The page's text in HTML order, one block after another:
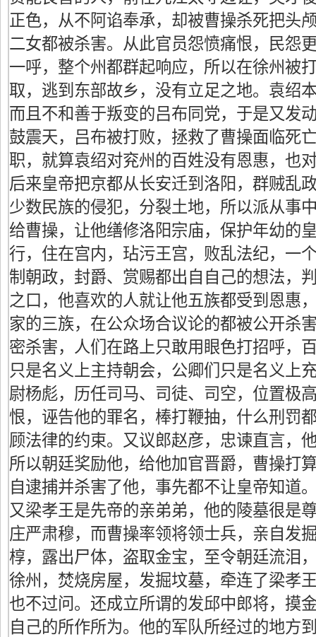
正色，从不阿谄奉承，却被曹操杀死把头
二女都被杀害。从此官员怨愤痛恨，民怨
一呼，整个州都群起响应，所以在徐州被
取，逃到东部故乡，没有立足之地。袁绍
而且不和善于叛变的吕布同党，于是又发
鼓震天，吕布被打败，拯救了曹操面临死
职，就算袁绍对兖州的百姓没有恩惠，也
后来皇帝把京都从长安迁到洛阳，群贼乱
少数民族的侵犯，分裂土地，所以派从事
给曹操，让他缮修洛阳宗庙，保护年幼的
行，住在宫内，玷污王宫，败乱法纪，一
制朝政，封爵、赏赐都出自自己的想法，
之口，他喜欢的人就让他五族都受到恩惠
家的三族，在公众场合议论的都被公开杀
密杀害，人们在路上只敢用眼色打招呼，
只是名义上主持朝会，公卿们只是名义上
尉杨彪，历任司马、司徒、司空，位置极
恨，诬告他的罪名，棒打鞭抽，什么刑罚
顾法律的约束。又议郎赵彦，忠谏直言，
所以朝廷奖励他，给他加官晋爵，曹操打
自逮捕并杀害了他，事先都不让皇帝知道
又梁孝王是先帝的亲弟弟，他的陵墓很是
庄严肃穆，而曹操率领将领士兵，亲自发
椁，露出尸体，盗取金宝，至令朝廷流泪
徐州，焚烧房屋，发掘坟墓，牵连了梁孝
也不过问。还成立所谓的发邱中郎将，摸
自己的所作所为。他的军队所经过的地方